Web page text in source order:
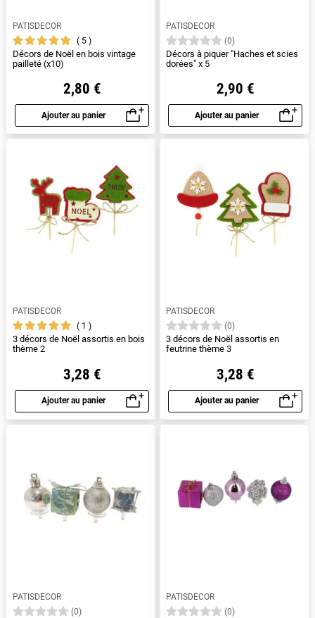
PATISDECOR
5
Décors de Noël en bois vintage
pailleté (x10)
2,80 €
Ajouter au panier
Aperçu rapide
PATISDECOR
(0)
Décors à piquer "Haches et scies
dorées" x 5
2,90 €
Ajouter au panier
Aperçu rapide
PATISDECOR
1
3 décors de Noël assortis en bois
thème 2
3,28 €
Ajouter au panier
Aperçu rapide
PATISDECOR
(0)
3 décors de Noël assortis en
feutrine thème 3
3,28 €
Ajouter au panier
Aperçu rapide
PATISDECOR
(0)
PATISDECOR
(0)